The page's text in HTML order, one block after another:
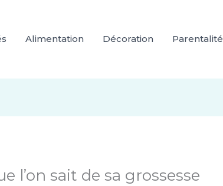
Alimentation Décoration Parentalité
l’on sait de sa grossesse